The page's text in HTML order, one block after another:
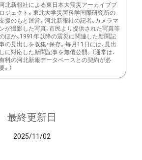
北新報社による東日本大震災アーカイブプ
ロジェクト。東北大学災害科学国際研究所の
援のもと運営。河北新報社の記者、カメラマ
ンが撮影した写真、市民より提供された写真等
ほか、1991年以降の震災に関連した新聞記
の見出しを収集・保存。毎月11日には、見出
しに対応した新聞記事を無償公開。（通常は、
料の河北新報データベースとの契約が必
。）
最終更新日
2025/11/02